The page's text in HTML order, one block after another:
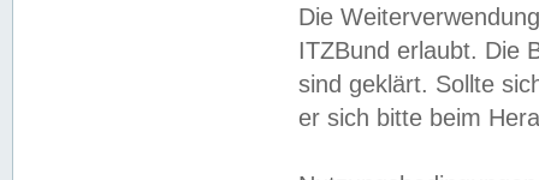
Die
ITZBund erlaubt. Die
sind geklärt. Sollte
er sich bitte beim